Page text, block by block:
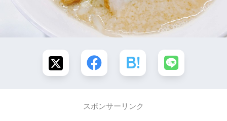
スポンサーリンク